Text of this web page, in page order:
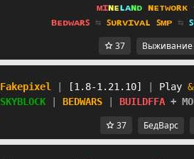
ᴍɪɴᴇʟᴀɴᴅ ɴᴇᴛᴡᴏʀᴋ
ʙᴇᴅᴡᴀʀꜱ ⇆ ꜱᴜʀᴠɪᴠᴀʟ ꜱᴍᴘ ⇆
37 Выживание
Fakepixel [1.8-1.21.10] Play &
SKYBLOCK
BEDWARS BUILDFFA +
37 БедВарс